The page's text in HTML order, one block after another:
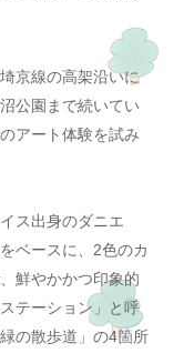
京線の高架沿いに
公園まで続いてい
アート体験を試み
ス出身のダニエ
ベースに、2色のカ
鮮やかかつ印象的
テーション」と呼
の散歩道」の4箇所